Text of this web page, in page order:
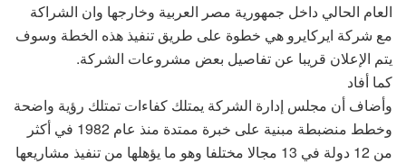
العام الحالي داخل جمهورية مصر العربية وخارجها وان الشراكة
مع شركة ايركايرو هي خطوة على طريق تنفيذ هذه الخطة وسوف
يتم الإعلان قريبا عن تفاصيل بعض مشروعات الشركة.
كما أفاد
وأضاف أن مجلس إدارة الشركة يمتلك كفاءات تمتلك رؤية واضحة
وخطط منضبطة مبنية على خبرة ممتدة منذ عام 1982 في أكثر
من 12 دولة في 13 مجالا مختلفا وهو ما يؤهلها من تنفيذ مشاريعها